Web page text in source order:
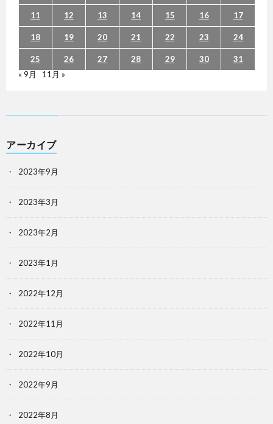
11 12 13 14 15 16 17
18 19 20 21 22 23 24
25 26 27 28 29 30
31
« 9月
11月 »
アーカイブ
2023年9月
2023年3月
2023年2月
2023年1月
2022年12月
2022年11月
2022年10月
2022年9月
2022年8月